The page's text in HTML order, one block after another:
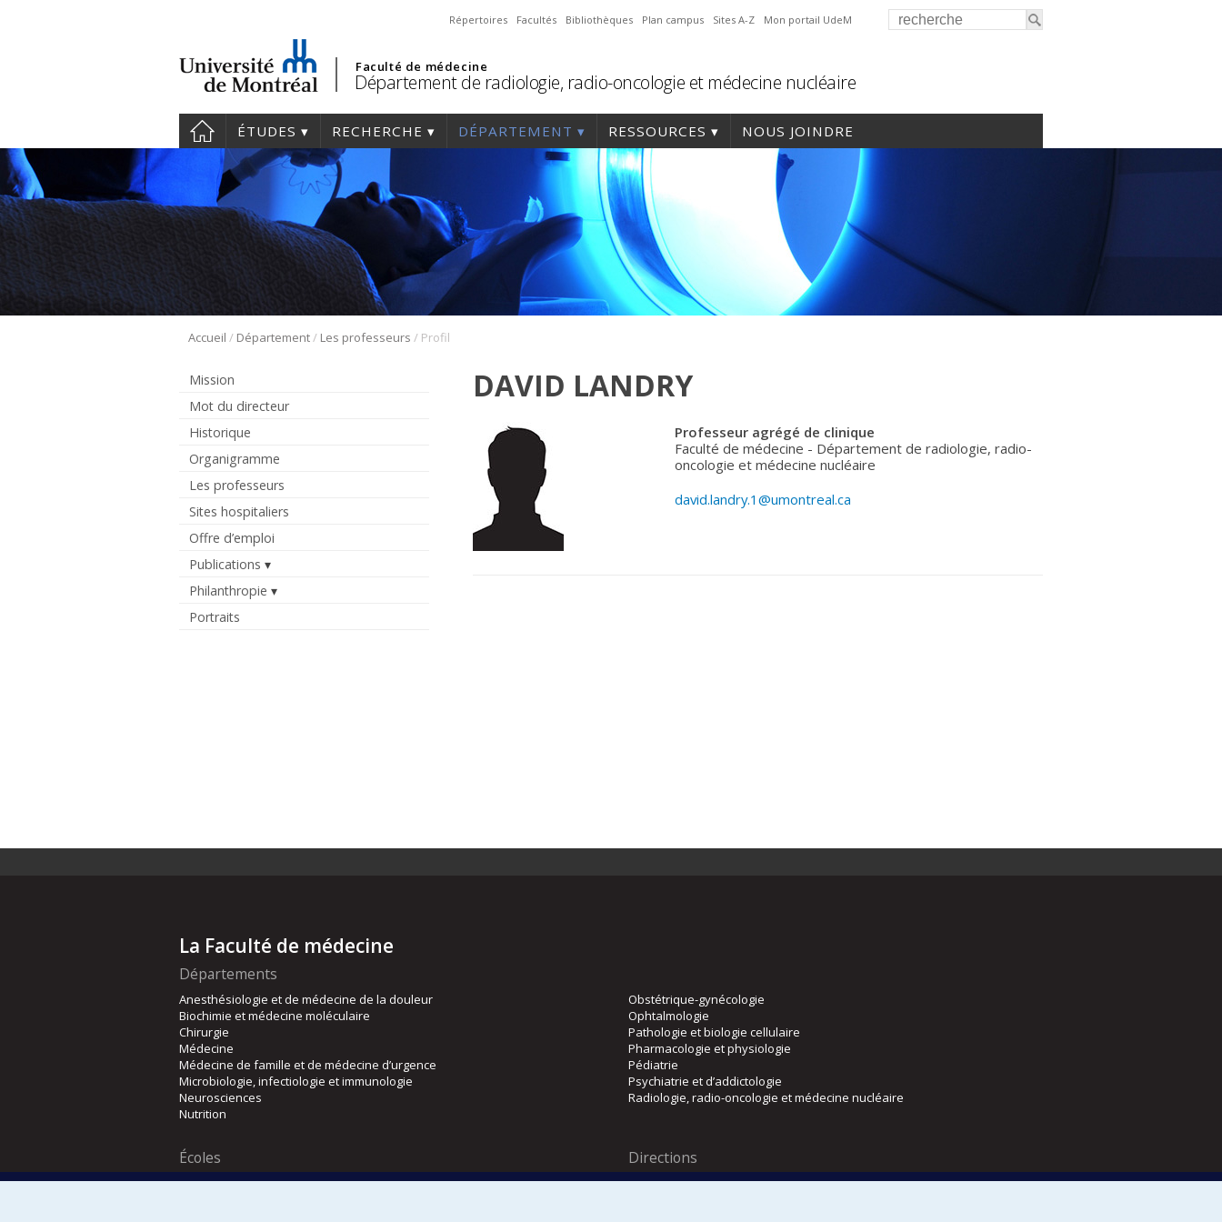
Répertoires Facultés Bibliothèques Plan campus Sites A-Z Mon portail UdeM
Faculté de médecine
Département de radiologie, radio-oncologie et médecine nucléaire
ÉTUDES RECHERCHE DÉPARTEMENT RESSOURCES NOUS JOINDRE
Accueil / Département/ Les professeurs / Profil
Mission
Mot du directeur
Historique
Organigramme
Les professeurs
Sites hospitaliers
Offre d’emploi
Publications
Philanthropie
Portraits
DAVID LANDRY
Professeur agrégé de clinique
Faculté de médecine - Département de radiologie, radio-
oncologie et médecine nucléaire
david.landry.1@umontreal.ca
La Faculté de médecine
Départements
Anesthésiologie et de médecine de la douleur
Biochimie et médecine moléculaire
Chirurgie
Médecine
Médecine de famille et de médecine d’urgence
Microbiologie, infectiologie et immunologie
Neurosciences
Nutrition
Obstétrique-gynécologie
Ophtalmologie
Pathologie et biologie cellulaire
Pharmacologie et physiologie
Pédiatrie
Psychiatrie et d’addictologie
Radiologie, radio-oncologie et médecine nucléaire
Écoles
Kinésiologie et des sciences de l’activité physique
Directions
DPC